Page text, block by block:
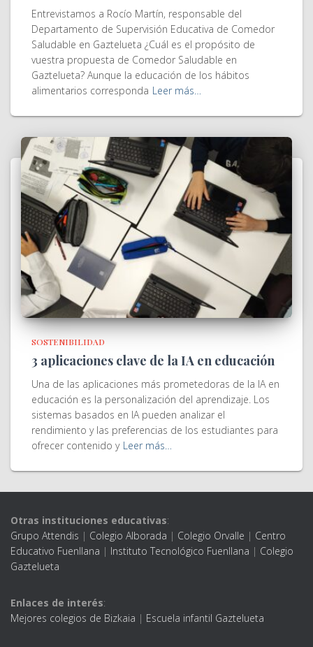
Entrevistamos a Rocío Martín, responsable del
Departamento de Supervisión Educativa de Comedor
Saludable en Gaztelueta ¿Cuál es el propósito de
vuestra propuesta de Comedor Saludable en
Gaztelueta? Aunque la educación de los hábitos
alimentarios corresponda Leer más…
SOSTENIBILIDAD
3 aplicaciones clave de la IA en educación
Una de las aplicaciones más prometedoras de la IA en
educación es la personalización del aprendizaje. Los
sistemas basados en IA pueden analizar el
rendimiento y las preferencias de los estudiantes para
ofrecer contenido y Leer más…
Otras instituciones educativas:
Grupo Attendis | Colegio Alborada | Colegio Orvalle | Centro
Educativo Fuenllana | Instituto Tecnológico Fuenllana | Colegio
Gaztelueta
Enlaces de interés:
Mejores colegios de Bizkaia | Escuela infantil Gaztelueta